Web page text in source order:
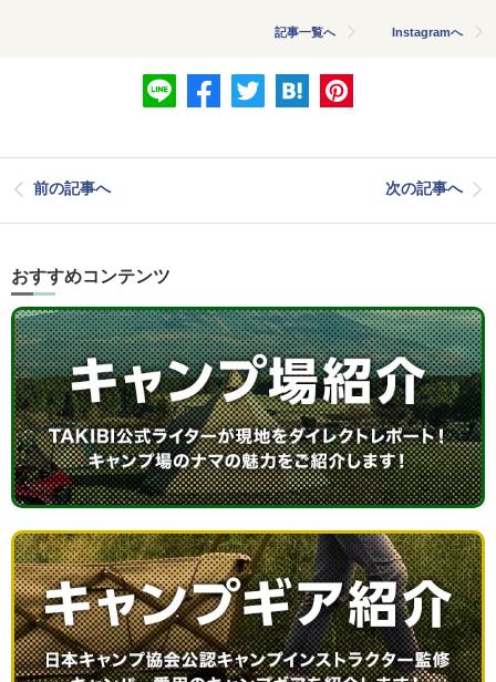
記事一覧へ Instagramへ
前の記事へ 次の記事へ
おすすめコンテンツ